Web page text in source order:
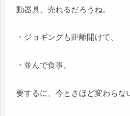
動器具、売れるだろうね。
・ジョギングも距離開けて、
・並んで食事、
要するに、今とさほど変わらな